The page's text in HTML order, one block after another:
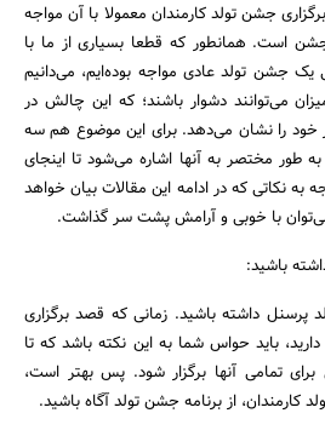
جشن تولد کارمندان معمولا با آن مواجه
است. همانطور که قطعا بسیاری از ما با
جشن تولد عادی مواجه بوده‌ایم، می‌دانیم
می‌توانند دشوار باشند؛ که این چالش در
خود را نشان می‌دهد. برای این موضوع هم سه
به طور مختصر به آنها اشاره می‌شود تا اینجای
به نکاتی که در ادامه این مقالات بیان خواهد
با خوبی و آرامش پشت سر گذاشت.
باشید:
پرسنل داشته باشید. زمانی که قصد برگزاری
باید حواس شما به این نکته باشد که تا
تمامی آنها برگزار شود. پس بهتر است،
کارمندان، از برنامه جشن تولد آگاه باشید.